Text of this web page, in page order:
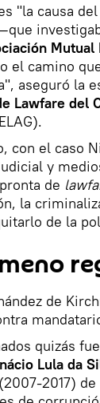
"la causa
el camino
aseguró la
Lawfare del
con el caso
y
de
la
de la
de
quizás
Lula da
(2007-2017) de